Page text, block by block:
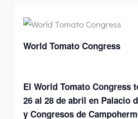
World Tomato Congress
ElWorld Tomato Congress
26 al 28 de abril en Palacio
y Congresos de